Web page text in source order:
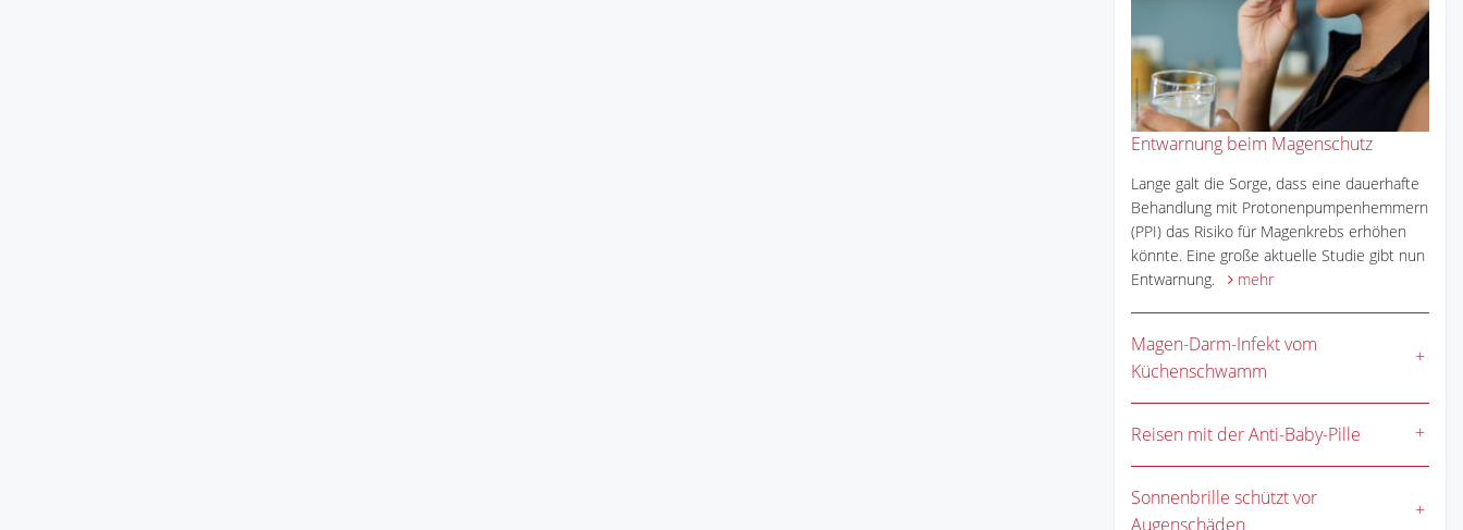
Entwarnung beim Magenschutz
Lange galt die Sorge, dass eine dauerhafte
Behandlung mit Protonenpumpenhemmern
(PPI) das Risiko für Magenkrebs erhöhen
könnte. Eine große aktuelle Studie gibt nun
Entwarnung.
mehr
Magen-Darm-Infekt vom
Küchenschwamm
Reisen mit der Anti-Baby-Pille
Sonnenbrille schützt vor
Augenschäden